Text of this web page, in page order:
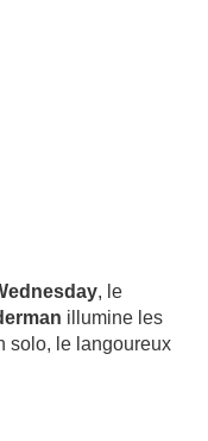
, le
illumine les
solo, le langoureux